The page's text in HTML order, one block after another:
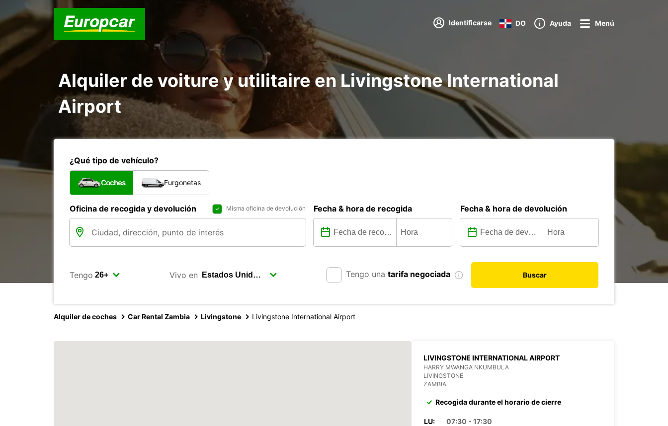
Identificarse DO Ayuda Menú
Alquiler de voiture y utilitaire en Livingstone International
Airport
¿Qué tipo de vehículo?
Coches Furgonetas
Oficina de recogida y devolución Misma oficina de devolución Fecha & hora de recogida Fecha & hora de devolución
Tengo Vivo en Tengo una tarifa negociada Buscar
Alquiler de coches Car Rental Zambia Livingstone Livingstone International Airport
LIVINGSTONE INTERNATIONAL AIRPORT
HARRY MWANGA NKUMBULA
LIVINGSTONE
ZAMBIA
Recogida durante el horario de cierre
LU:
07:30 - 17:30